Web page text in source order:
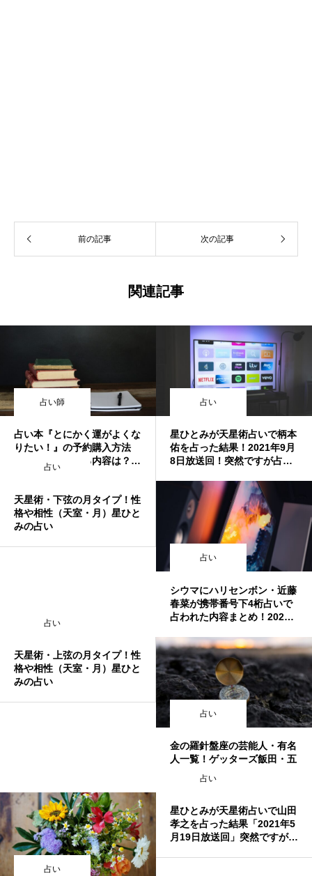
前の記事 次の記事
関連記事
占い師
占い本『とにかく運がよくな
りたい！』の予約購入方法
は？その気になる内容は？ #
突然ですが占ってもいいです
占い
星ひとみが天星術占いで柄本
佑を占った結果！2021年9月
8日放送回！突然ですが占っ
占い
天星術・下弦の月タイプ！性
格や相性（天室・月）星ひと
みの占い
占い
シウマにハリセンボン・近藤
春菜が携帯番号下4桁占いで
占われた内容まとめ！2021
占い
天星術・上弦の月タイプ！性
格や相性（天室・月）星ひと
みの占い
占い
金の羅針盤座の芸能人・有名
人一覧！ゲッターズ飯田・五
星三心占い
占い
占い
星ひとみが天星術占いで山田
孝之を占った結果「2021年5
月19日放送回」突然ですが占